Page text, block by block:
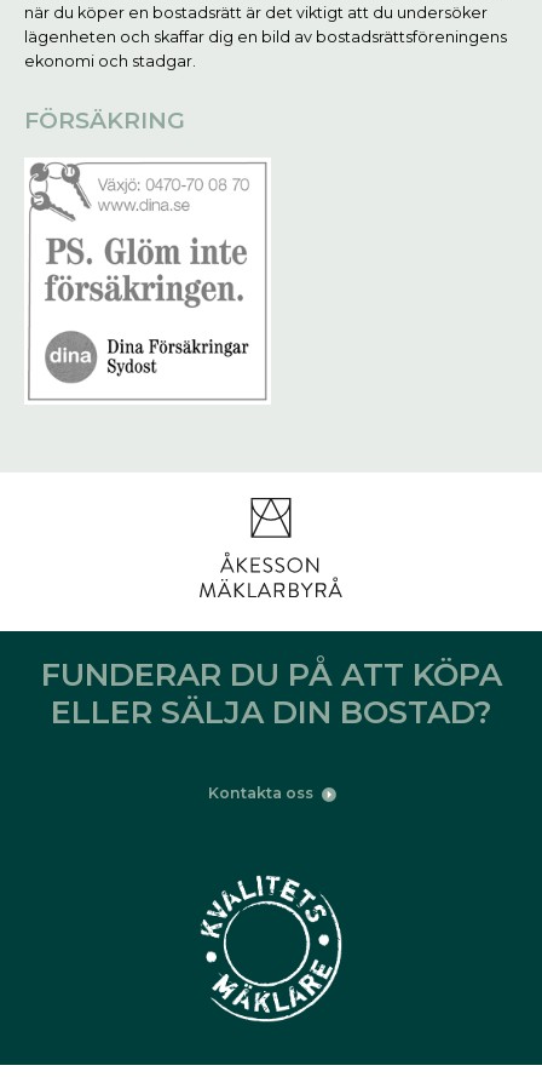
när du köper en bostadsrätt är det viktigt att du undersöker
lägenheten och skaffar dig en bild av bostadsrättsföreningens
ekonomi och stadgar.
FÖRSÄKRING
FUNDERAR DU PÅ ATT KÖPA
ELLER SÄLJA DIN BOSTAD?
Kontakta oss